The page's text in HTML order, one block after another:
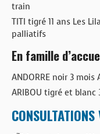
train
TITI tigré 11 ans Les
palliatifs
En famille
ANDORRE noir 3 mois
ARIBOU tigré et